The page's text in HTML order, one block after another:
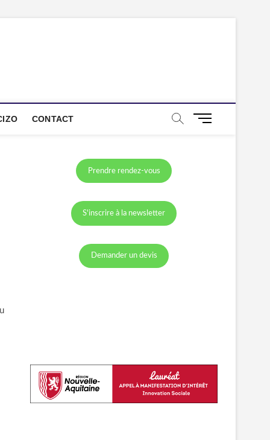
CONTACT
M
Prendre rendez-vous
S'inscrire à la newsletter
Demander un devis